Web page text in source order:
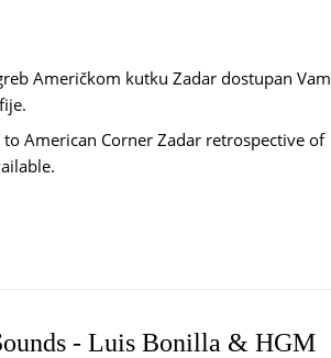
Američkom kutku Zadar dostupan Vam
American Corner Zadar retrospective of
- Luis Bonilla & HGM